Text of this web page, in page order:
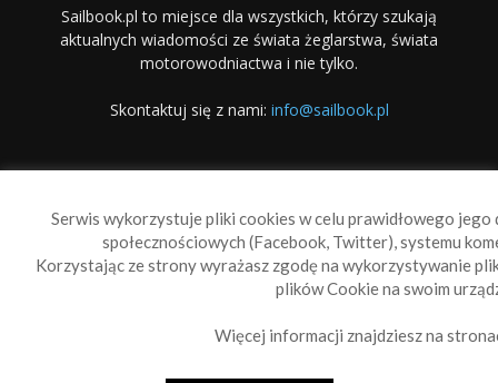
Sailbook.pl to miejsce dla wszystkich, którzy szukają
aktualnych wiadomości ze świata żeglarstwa, świata
motorowodniactwa i nie tylko.
Skontaktuj się z nami: info@sailbook.pl
Reklama
Polityka prywatności
Serwis wykorzystuje pliki cookies w celu prawidłowego
społecznościowych (Facebook, Twitter), systemu
Korzystając ze strony wyrażasz zgodę na wykorzystywanie
plików Cookie na swoim
Więcej informacji znajdziesz na